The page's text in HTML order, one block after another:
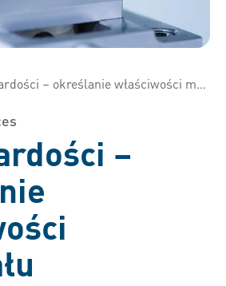
– określanie właściwości materiału
–